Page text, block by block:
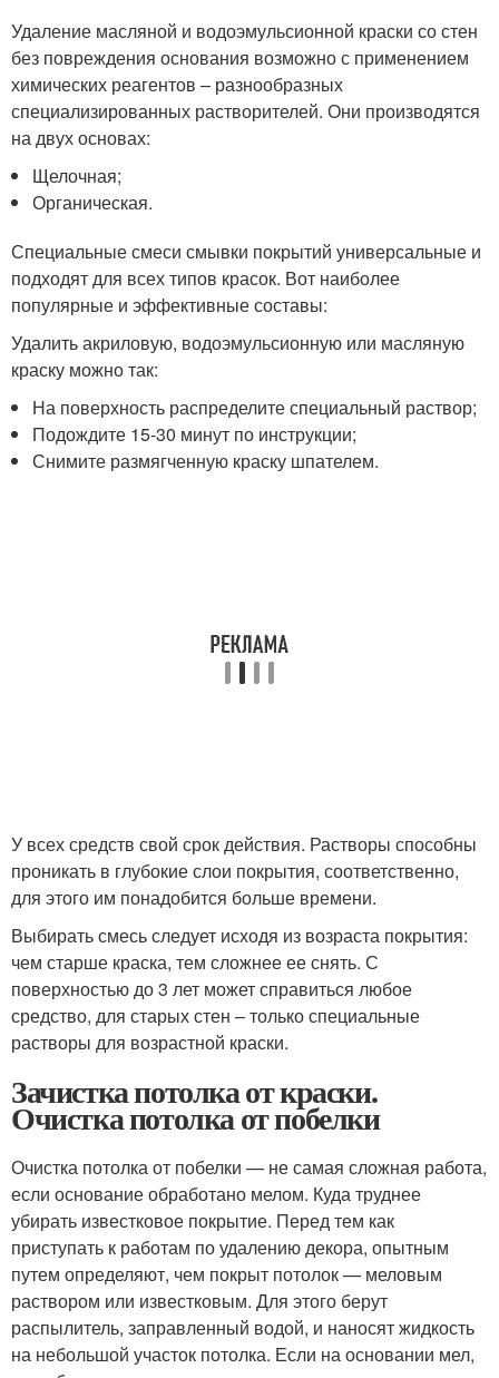
Удаление масляной и водоэмульсионной краски со стен
без повреждения основания возможно с применением
химических реагентов – разнообразных
специализированных растворителей. Они производятся
на двух основах:
Щелочная;
Органическая.
Специальные смеси смывки покрытий универсальные и
подходят для всех типов красок. Вот наиболее
популярные и эффективные составы:
Удалить акриловую, водоэмульсионную или масляную
краску можно так:
На поверхность распределите специальный раствор;
Подождите 15-30 минут по инструкции;
Снимите размягченную краску шпателем.
У всех средств свой срок действия. Растворы способны
проникать в глубокие слои покрытия, соответственно,
для этого им понадобится больше времени.
Выбирать смесь следует исходя из возраста покрытия:
чем старше краска, тем сложнее ее снять. С
поверхностью до 3 лет может справиться любое
средство, для старых стен – только специальные
растворы для возрастной краски.
Зачистка потолка от краски.
Очистка потолка от побелки
Очистка потолка от побелки — не самая сложная работа,
если основание обработано мелом. Куда труднее
убирать известковое покрытие. Перед тем как
приступать к работам по удалению декора, опытным
путем определяют, чем покрыт потолок — меловым
раствором или известковым. Для этого берут
распылитель, заправленный водой, и наносят жидкость
на небольшой участок потолка. Если на основании мел,